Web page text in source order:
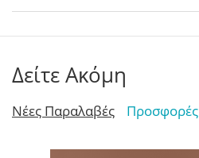
Δείτε Ακόμη
Νέες Παραλαβές Προσφορές